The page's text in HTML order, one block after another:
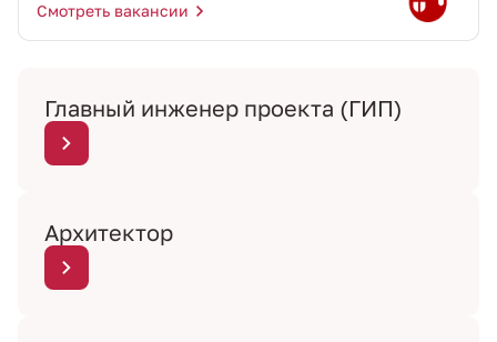
Смотреть вакансии
Главный инженер проекта (ГИП)
Архитектор